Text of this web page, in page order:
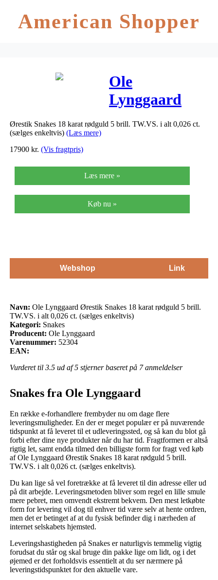
American Shopper
Ole
Lynggaard
Ørestik
5 brill.
TW.VS. i alt
0,026 ct.
Ørestik Snakes 18 karat rødguld 5 brill. TW.VS. i alt 0,026 ct.
(sælges enkeltvis) (Læs mere)
17900 kr. (Vis fragtpris)
Læs mere »
Køb nu »
Webshop Link
Navn: Ole Lynggaard Ørestik Snakes 18 karat rødguld 5 brill.
TW.VS. i alt 0,026 ct. (sælges enkeltvis)
Kategori: Snakes
Producent: Ole Lynggaard
Varenummer: 52304
EAN:
Vurderet til 3.5 ud af 5 stjerner baseret på 7anmeldelser
Snakes fra Ole Lynggaard
En række e-forhandlere frembyder nu om dage flere
leveringsmuligheder. En der er meget populær er på nuværende
tidspunkt at få leveret til et udleveringssted, og så kan du blot gå
forbi efter dine nye produkter når du har tid. Fragtformen er altså
rigtig let, samt endda tilmed den billigste form for fragt ved køb
af Ole Lynggaard Ørestik Snakes 18 karat rødguld 5 brill.
TW.VS. i alt 0,026 ct. (sælges enkeltvis).
Du kan lige så vel foretrække at få leveret til din adresse eller ud
på dit arbejde. Leveringsmetoden bliver som regel en lille smule
mere pebret, men omvendt ekstremt bekvem. Den mest letkøbte
form for levering vil dog til enhver tid være selv at hente ordren,
men det er betinget af at du fysisk befinder dig i nærheden af
internet selskabets hjemsted.
Leveringshastigheden på Snakes er naturligvis temmelig vigtig
forudsat du står og skal bruge din pakke lige om lidt, og i det
øjemed er det forholdsvis essentielt at du ser nærmere på
leveringstidspunktet for den aktuelle vare.